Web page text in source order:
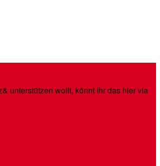
unterstützen wollt, könnt Ihr das hier via